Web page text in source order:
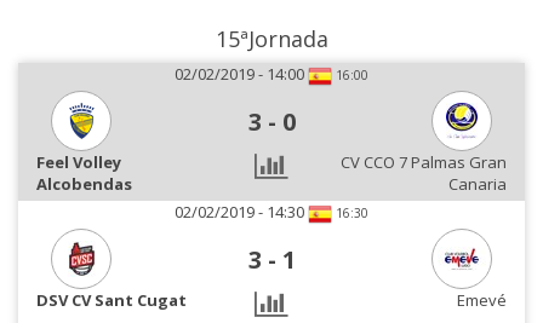
15ªJornada
02/02/2019 - 14:00 16:00
3 - 0
Feel Volley
Alcobendas
CV CCO 7 Palmas Gran
Canaria
02/02/2019 - 14:30
16:30
3 - 1
DSV CV Sant Cugat
Emevé